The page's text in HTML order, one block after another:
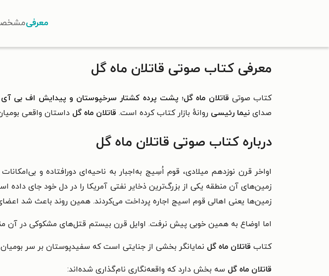
معرفی
معرفی کتاب صوتی قاتلان ماه گل
کتاب صوتی قاتلان ماه گل؛ پشت پرده کشتار سرخپوستان و پیدایش اف بی آی
صدای نیما رئیسی روانهٔ بازار کتاب کرده است. قاتلان ماه گل داستان واقعی
درباره کتاب صوتی قاتلان ماه گل
اواخر قرن نوزدهم میلادی، قوم اُسِیج به‌اجبار به ناحیه‌ای دورافتاده و
زمین‌های آن‌ منطقه یکی از بزرگ‌ترین ذخایر نفتی آمریکا را در دل خود جای
زمین‌ها یعنی اهالی قوم اسیج اجاره پرداخت می‌کردند. همین روند باعث شد
اما اوضاع به همین خوبی پیش نرفت. اوایل قرن بیستم قتل‌های مشکوکی در آن
کتاب قاتلان ماه گل نمایانگر بخشی از جنایتی است که سفیدپوستان بر سر
قاتلان ماه گل سه بخش دارد که واقعه‌نگاری نام‌گذاری شده‌اند: